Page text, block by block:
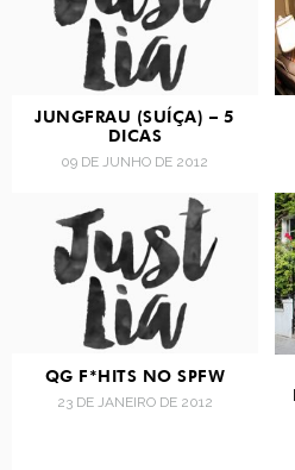
JUNGFRAU (SUÍÇA) – 5
DICAS
09 DE JUNHO DE 2012
QG F*HITS NO SPFW
23 DE JANEIRO DE 2012